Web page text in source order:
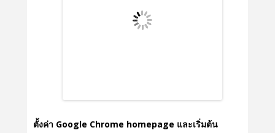
ตั้งค่า Google Chrome homepage และเริ่มต้น